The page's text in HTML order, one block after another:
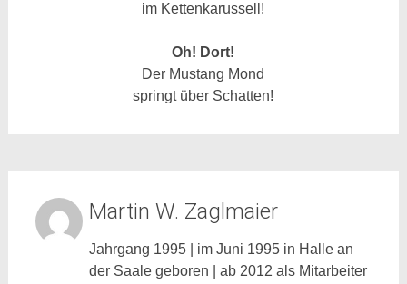
im Kettenkarussell!
Oh! Dort!
Der Mustang Mond
springt über Schatten!
Martin W. Zaglmaier
Jahrgang 1995 | im Juni 1995 in Halle an
der Saale geboren | ab 2012 als Mitarbeiter